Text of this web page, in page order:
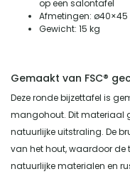
op een salontafel
Afmetingen:
Gewicht: 15 kg
Gemaakt van FSC®
Deze ronde bijzettafel is
mangohout. Dit materiaal
natuurlijke uitstraling. De
van het hout, waardoor de
natuurlijke materialen en